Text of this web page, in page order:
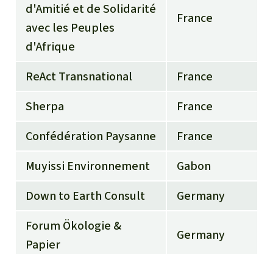
d'Amitié et de Solidarité
avec les Peuples
d'Afrique
France
ReAct Transnational
France
Sherpa
France
Confédération Paysanne
France
Muyissi Environnement
Gabon
Down to Earth Consult
Germany
Forum Ökologie &
Papier
Germany